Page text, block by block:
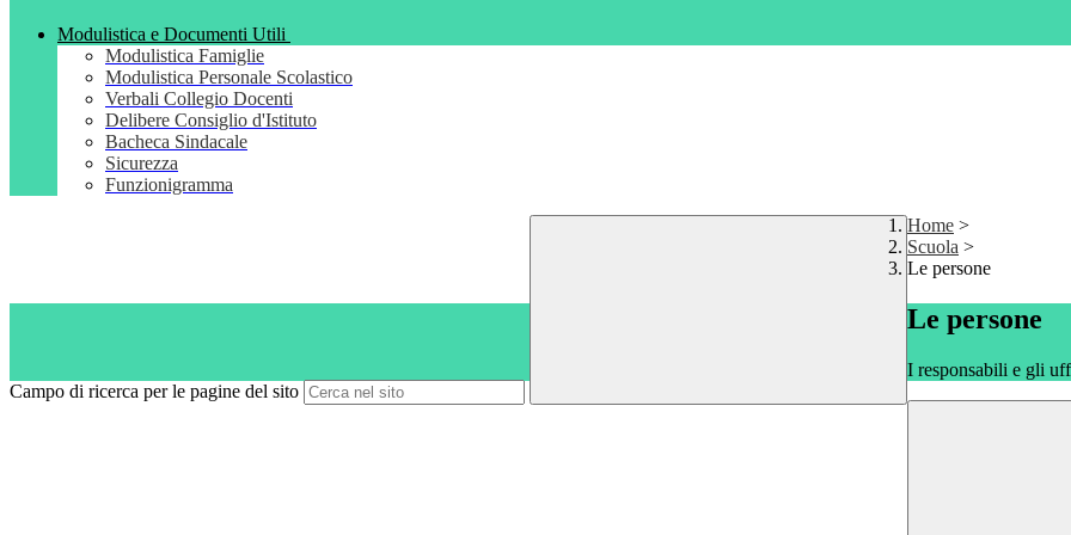
Modulistica e Documenti Utili
Modulistica Famiglie
Modulistica Personale Scolastico
Verbali Collegio Docenti
Delibere Consiglio d'Istituto
Bacheca Sindacale
Sicurezza
Funzionigramma
Campo di ricerca per le pagine del sito
Home >
Scuola >
Le persone
Le persone
I responsabili e gli